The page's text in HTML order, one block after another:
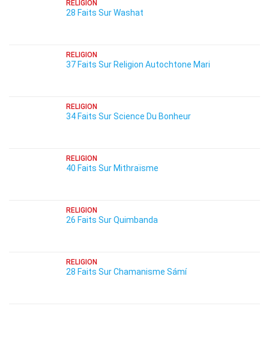
RELIGION
28 Faits Sur Washat
RELIGION
37 Faits Sur Religion Autochtone Mari
RELIGION
34 Faits Sur Science Du Bonheur
RELIGION
40 Faits Sur Mithraïsme
RELIGION
26 Faits Sur Quimbanda
RELIGION
28 Faits Sur Chamanisme Sámí